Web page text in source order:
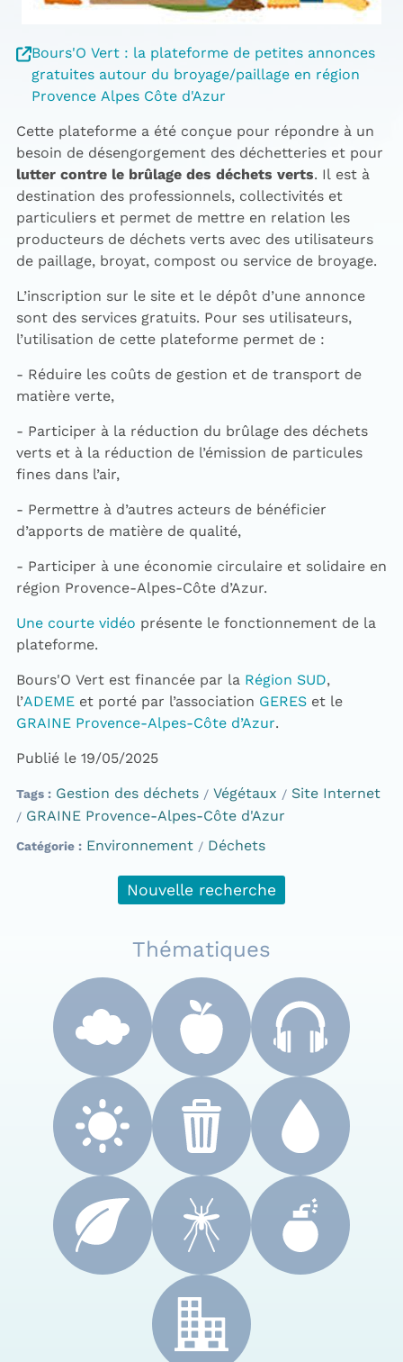
Bours'O Vert : la plateforme de petites annonces
gratuites autour du broyage/paillage en région
Provence Alpes Côte d'Azur
Cette plateforme a été conçue pour répondre à un
besoin de désengorgement des déchetteries et pour
lutter contre le brûlage des déchets verts. Il est à
destination des professionnels, collectivités et
particuliers et permet de mettre en relation les
producteurs de déchets verts avec des utilisateurs
de paillage, broyat, compost ou service de broyage.
L’inscription sur le site et le dépôt d’une annonce
sont des services gratuits. Pour ses utilisateurs,
l’utilisation de cette plateforme permet de :
- Réduire les coûts de gestion et de transport de
matière verte,
- Participer à la réduction du brûlage des déchets
verts et à la réduction de l’émission de particules
fines dans l’air,
- Permettre à d’autres acteurs de bénéficier
d’apports de matière de qualité,
- Participer à une économie circulaire et solidaire en
région Provence-Alpes-Côte d’Azur.
Une courte vidéo présente le fonctionnement de la
plateforme.
Bours'O Vert est financée par la Région SUD,
l’ADEMEet porté par l’association GERES et le
GRAINE Provence-Alpes-Côte d’Azur.
Publié le 19/05/2025
Tags Gestion des déchets Végétaux
Site Internet
GRAINE Provence-Alpes-Côte d'Azur
Catégorie Environnement Déchets
Nouvelle recherche
Thématiques